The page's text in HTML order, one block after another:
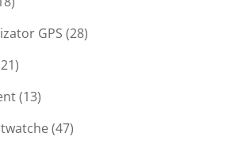
GPS (28)
(13)
(47)